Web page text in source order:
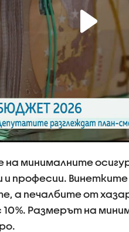
на минималните
професии. Винетките
а печалбите от
10%. Размерът на